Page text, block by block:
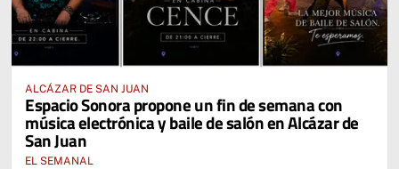
ALCÁZAR DE SAN JUAN
Espacio Sonora propone un fin de semana con
música electrónica y baile de salón en Alcázar de
San Juan
EL SEMANAL